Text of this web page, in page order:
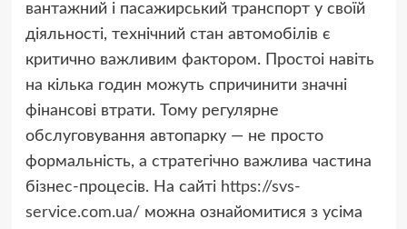
вантажний і пасажирський транспорт у своїй
діяльності, технічний стан автомобілів є
критично важливим фактором. Простоі навіть
на кілька годин можуть спричинити значні
фінансові втрати. Тому регулярне
обслуговування автопарку — не просто
формальність, а стратегічно важлива частина
бізнес-процесів. На сайті https://svs-
service.com.ua/ можна ознайомитися з усіма